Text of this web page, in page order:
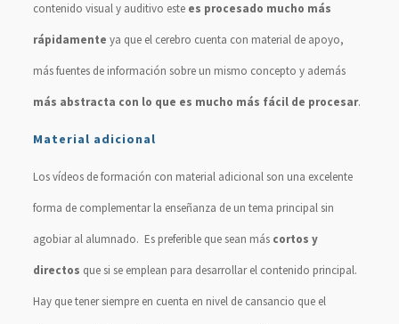
contenido visual y auditivo este es procesado mucho más
rápidamente ya que el cerebro cuenta con material de apoyo,
más fuentes de información sobre un mismo concepto y además
más abstracta con lo que es mucho más fácil de procesar.
Material adicional
Los vídeos de formación con material adicional son una excelente
forma de complementar la enseñanza de un tema principal sin
agobiar al alumnado. Es preferible que sean más cortos y
directos que si se emplean para desarrollar el contenido principal.
Hay que tener siempre en cuenta en nivel de cansancio que el